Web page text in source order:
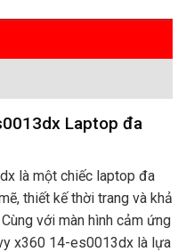
Laptop đa
là một chiếc laptop đa
thiết kế thời trang và khả
với màn hình cảm ứng
x360 14-es0013dx là lựa